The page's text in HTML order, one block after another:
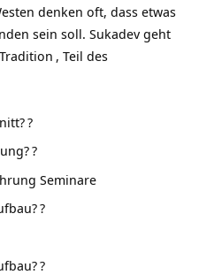
denken oft, dass etwas
sein soll. Sukadev geht
, Teil des
?
?
Seminare
?
?